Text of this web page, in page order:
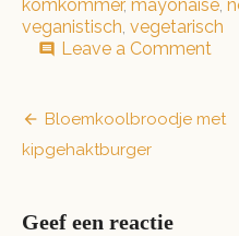
komkommer, mayonaise,
veganistisch, vegetarisch
comment Leave a Comment
Bericht
navigatie
Bloemkoolbroodje met
kipgehaktburger
Geef een reactie